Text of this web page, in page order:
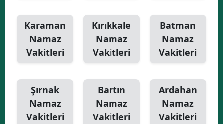
Karaman
Namaz
Vakitleri
Kırıkkale
Namaz
Vakitleri
Batman
Namaz
Vakitleri
Şırnak
Namaz
Vakitleri
Bartın
Namaz
Vakitleri
Ardahan
Namaz
Vakitleri